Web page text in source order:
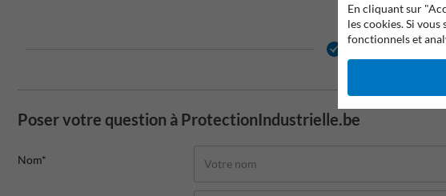
2 ans de garantie
Poser votre question à ProtectionIndustrielle.be
Nom*
En cliquant sur
les cookies. Si
fonctionnels et